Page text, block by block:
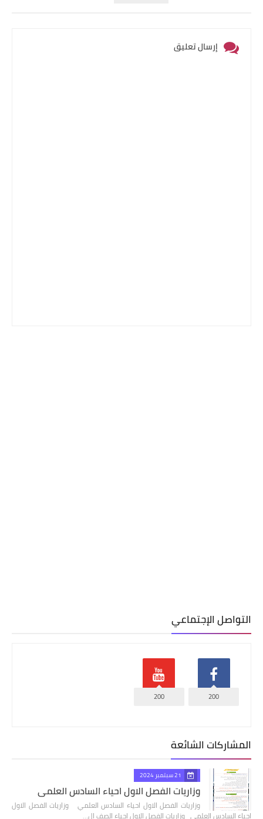
إرسال تعليق
التواصل الإجتماعي
200
200
المشاركات الشائعة
21 سبتمبر 2024
وزاريات الفصل الاول احياء السادس العلمي
وزاريات الفصل الاول احياء السادس العلمي وزاريات الفصل الاول
احياء السادس العلمي وزاريات الفصل الاول احياء الصف ال…